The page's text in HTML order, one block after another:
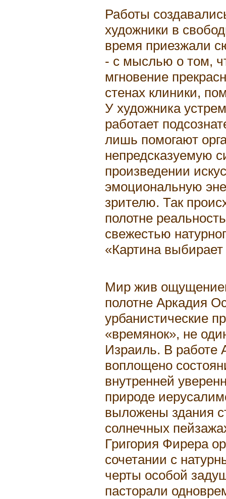
Работы
художники в
время приезжали
- с мыслью о том,
мгновение
стенах клиники,
У художника
работает
лишь помогают
непредсказуемую
произведении
эмоциональную
зрителю. Так
полотне
свежестью
«Картина
Мир жив
полотне Аркадия
урбанистические
«времянок», не
Израиль. В работе
воплощено
внутренней
природе
выложены здания
солнечных
Григория Фирера
сочетании с
черты особой
пасторали